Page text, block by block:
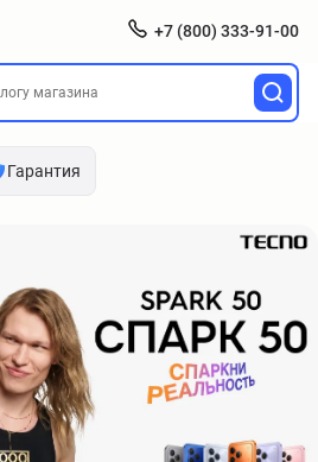
+7 (800) 333-91-00
Гарантия